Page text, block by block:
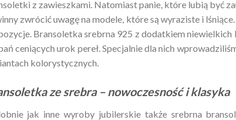
z zawieszkami. Natomiast panie, które lubią być
zwrócić uwagę na modele, które są wyraziste i
Bransoletka srebrna 925 z dodatkiem
ceniących urok pereł. Specjalnie dla nich
kolorystycznych.
ze srebra – nowoczesność i klasyka
jak inne wyroby jubilerskie także srebrna